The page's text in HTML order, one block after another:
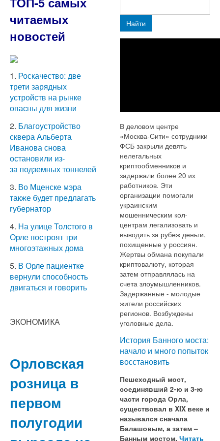
читаемых
новостей
1. Роскачество: две
трети зарядных
устройств на рынке
опасны для жизни
2. Благоустройство
сквера Альберта
Иванова снова
остановили из-
за подземных тоннелей
3. Во Мценске мэра
также будет предлагать
губернатор
4. На улице Толстого в
Орле построят три
многоэтажных дома
5. В Орле пациентке
вернули способность
двигаться и говорить
ЭКОНОМИКА
Орловская
розница в
первом
полугодии
Найти
В деловом центре
«Москва-Сити» сотрудники
ФСБ закрыли девять
нелегальных
криптообменников и
задержали более 20 их
работников. Эти
организации помогали
украинским
мошенническим кол-
центрам легализовать и
выводить за рубеж деньги,
похищенные у россиян.
Жертвы обмана покупали
криптовалюту, которая
затем отправлялась на
счета злоумышленников.
Задержанные - молодые
жители российских
регионов. Возбуждены
уголовные дела.
История Банного моста:
начало и много попыток
восстановить
Пешеходный мост,
соединявший 2-ю и 3-ю
части города Орла,
существовал в XIX веке и
назывался сначала
Балашовым, а затем –
Банным мостом. Читать